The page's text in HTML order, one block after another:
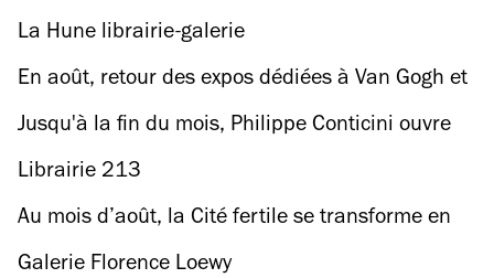
La Hune librairie-galerie
En août, retour des expos dédiées à Van Gogh et
Yves Klein à l'Atelier des Lumières
Jusqu'à la fin du mois, Philippe Conticini ouvre
un bar à profiteroles !
Librairie 213
Au mois d’août, la Cité fertile se transforme en
grande base de loisirs !
Galerie Florence Loewy